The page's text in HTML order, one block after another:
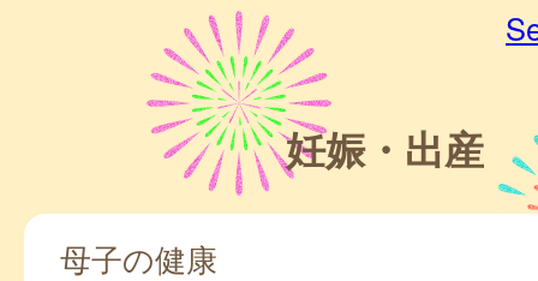
妊娠・出産
母子の健康